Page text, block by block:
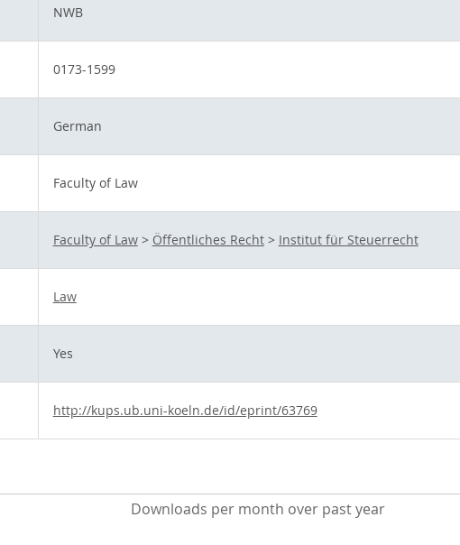
NWB
0173-1599
German
Faculty of Law
Faculty of Law> Öffentliches Recht> Institut für Steuerrecht
Law
Yes
http://kups.ub.uni-koeln.de/id/eprint/63769
Downloads per month over past year